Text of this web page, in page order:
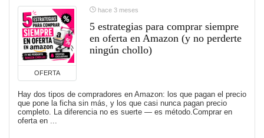
OFERTA
hace 3 meses
5 estrategias para comprar siempre
en oferta en Amazon (y no perderte
ningún chollo)
Hay dos tipos de compradores en Amazon: los que pagan el precio
que pone la ficha sin más, y los que casi nunca pagan precio
completo. La diferencia no es suerte — es método.Comprar en
oferta en ...